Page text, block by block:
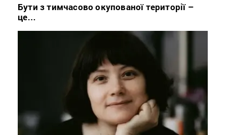
Бути з тимчасово окупованої території –
це…